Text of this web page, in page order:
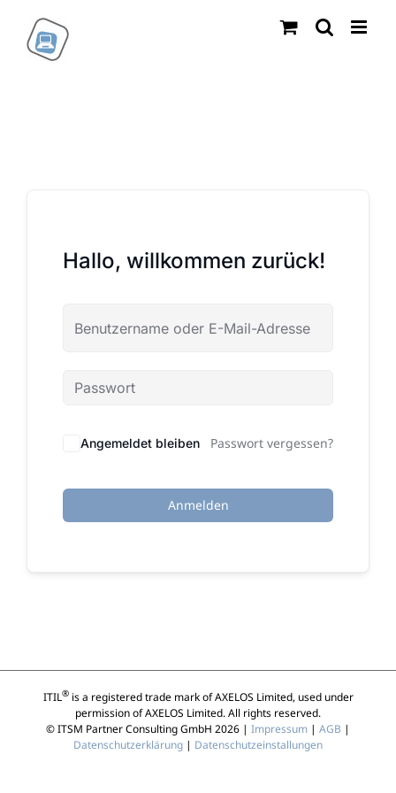
Inhalt
springen
Hallo, willkommen zurück!
Angemeldet bleiben Passwort vergessen?
Anmelden
ITIL®is a registered trade mark of AXELOS Limited, used under
permission of AXELOS Limited. All rights reserved.
© ITSM Partner Consulting GmbH 2026 | Impressum | AGB |
Datenschutzerklärung | Datenschutzeinstallungen